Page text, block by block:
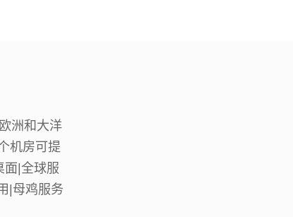
洲和大洋
机房可提
面|全球服
|母鸡服务